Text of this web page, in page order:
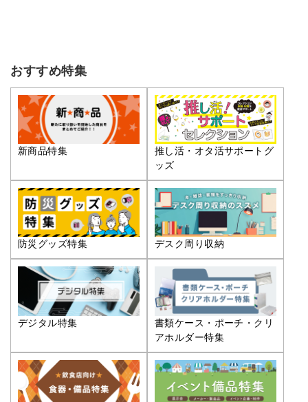
おすすめ特集
新商品特集
推し活・オタ活サポートグ
ッズ
防災グッズ特集 デスク周り収納
デジタル特集
書類ケース・ポーチ・クリ
アホルダー特集